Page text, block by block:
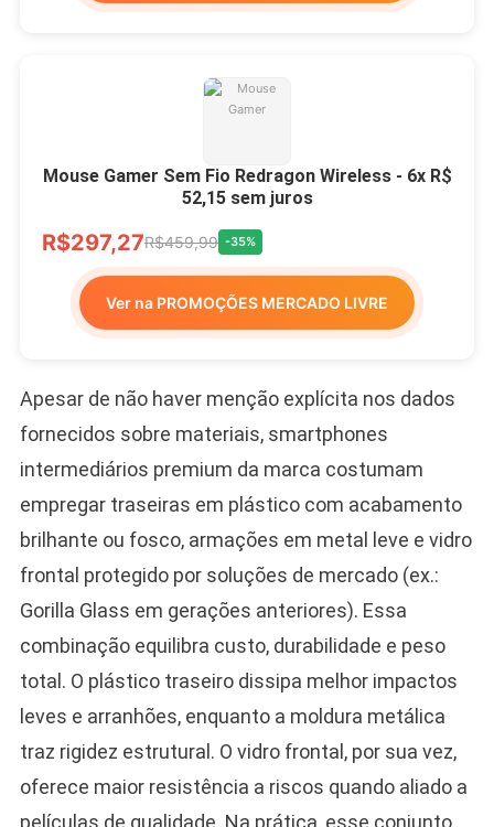
Mouse Gamer Sem Fio Redragon Wireless - 6x R$
52,15 sem juros
R$297,27R$459,99 -35%
Ver na PROMOÇÕES MERCADO LIVRE
Apesar de não haver menção explícita nos dados
fornecidos sobre materiais, smartphones
intermediários premium da marca costumam
empregar traseiras em plástico com acabamento
brilhante ou fosco, armações em metal leve e vidro
frontal protegido por soluções de mercado (ex.:
Gorilla Glass em gerações anteriores). Essa
combinação equilibra custo, durabilidade e peso
total. O plástico traseiro dissipa melhor impactos
leves e arranhões, enquanto a moldura metálica
traz rigidez estrutural. O vidro frontal, por sua vez,
oferece maior resistência a riscos quando aliado a
películas de qualidade. Na prática, esse conjunto